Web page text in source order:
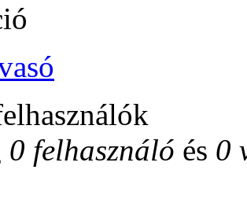
0 felhasználó és 0